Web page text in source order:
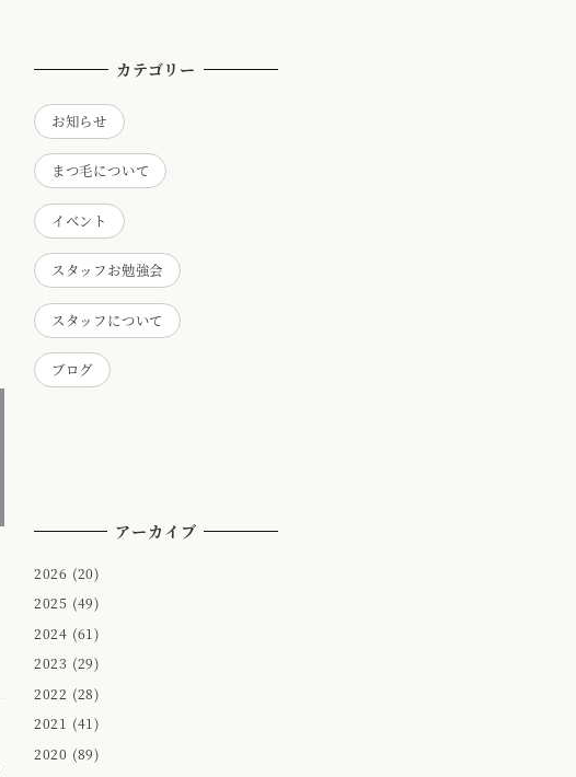
カテゴリー
お知らせ
まつ毛について
イベント
スタッフお勉強会
スタッフについて
ブログ
アーカイブ
2026 (20)
2025 (49)
2024 (61)
2023 (29)
2022 (28)
2021 (41)
2020 (89)